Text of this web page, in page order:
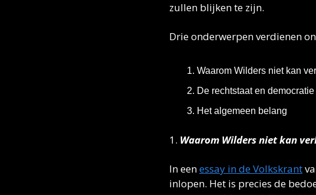
zullen blijken te zijn.
Drie onderwerpen verdienen
Waarom Wilders niet kan
De rechtstaat en democratie
Het algemeen belang
1. Waarom Wilders niet kan
In een essay in de Volkskrant
inlopen. Het is precies de